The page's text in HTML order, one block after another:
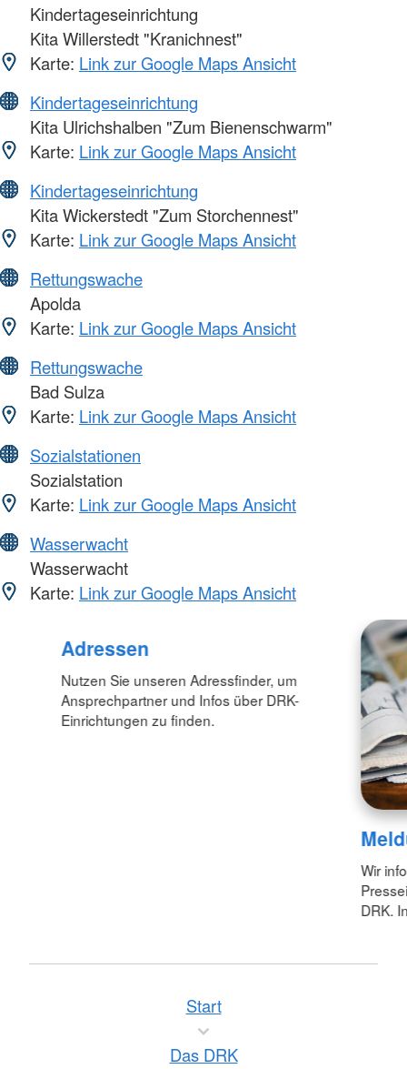
Kindertageseinrichtung
Kita Willerstedt "Kranichnest"
Karte: Link zur Google Maps Ansicht
Kindertageseinrichtung
Kita Ulrichshalben "Zum Bienenschwarm"
Karte: Link zur Google Maps Ansicht
Kindertageseinrichtung
Kita Wickerstedt "Zum Storchennest"
Karte: Link zur Google Maps Ansicht
Rettungswache
Apolda
Karte: Link zur Google Maps Ansicht
Rettungswache
Bad Sulza
Karte: Link zur Google Maps Ansicht
Sozialstationen
Sozialstation
Karte: Link zur Google Maps Ansicht
Wasserwacht
Wasserwacht
Karte: Link zur Google Maps Ansicht
Adressen
Nutzen Sie unseren Adressfinder, um
Ansprechpartner und Infos über DRK-
Einrichtungen zu finden.
Wir
DRK.
Start
Das DRK